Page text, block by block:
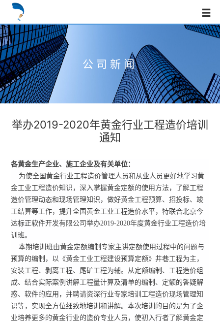
公司新闻
举办2019-2020年黄金行业工程造价培训
通知
各黄金生产企业、施工企业及有关单位：
为使全国黄金行业工程造价管理人员和从业人员更好地学习黄
金工业工程造价知识，深入掌握黄金定额的使用方法，了解工程
造价管理动态和现场管理知识，做好黄金工程预算、招投标、竣
工结算等工作，提升全国黄金工业工程造价水平，特联合北京今
达标正软件开发有限公司举办2019-2020年度黄金行业工程造价培
训班。
本期培训班由黄金定额编制专家主讲定额使用过程中的问题与
预算的编制，以《黄金工业工程建设预算定额》井巷工程为主，
安装工程、剥离工程、尾矿工程为辅。从定额编制、工程造价组
成、结合实际案例讲解工程量计算及清单的编制、定额的答疑解
惑、软件的应用，并聘请资深行业专家培训工程造价现场管理知
识等，实现全方位细致地培训和讲解。本次培训的目的是为了企
业培养更多的黄金行业的造价专业人员，使初入行者了解黄金定